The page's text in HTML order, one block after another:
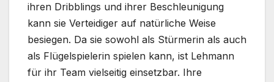
ihren Dribblings und ihrer Beschleunigung
kann sie Verteidiger auf natürliche Weise
besiegen. Da sie sowohl als Stürmerin als auch
als Flügelspielerin spielen kann, ist Lehmann
für ihr Team vielseitig einsetzbar. Ihre